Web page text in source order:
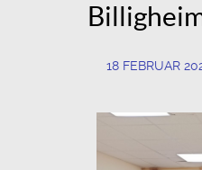
18 FEBRUAR